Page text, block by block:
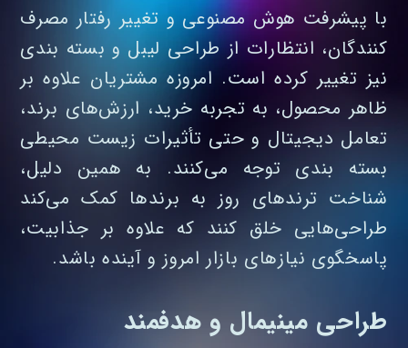
با پیشرفت هوش مصنوعی و تغییر رفتار مصرف‌
کنندگان، انتظارات از طراحی لیبل و بسته‌ بندی
نیز تغییر کرده است. امروزه مشتریان علاوه بر
ظاهر محصول، به تجربه خرید، ارزش‌های برند،
تعامل دیجیتال و حتی تأثیرات زیست‌ محیطی
بسته‌ بندی توجه می‌کنند. به همین دلیل،
شناخت ترندهای روز به برندها کمک می‌کند
طراحی‌هایی خلق کنند که علاوه بر جذابیت،
پاسخگوی نیازهای بازار امروز و آینده باشد.
طراحی مینیمال و هدفمند